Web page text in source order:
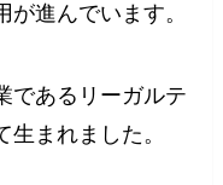
進んでいます。
であるリーガルテ
まれました。